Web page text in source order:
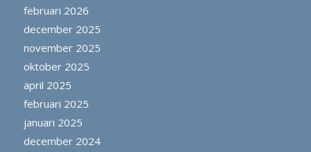
februari 2026
december 2025
november 2025
oktober 2025
april 2025
februari 2025
januari 2025
december 2024